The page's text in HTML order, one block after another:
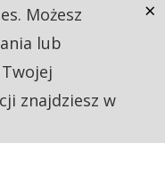
Możesz
lub
znajdziesz w
×